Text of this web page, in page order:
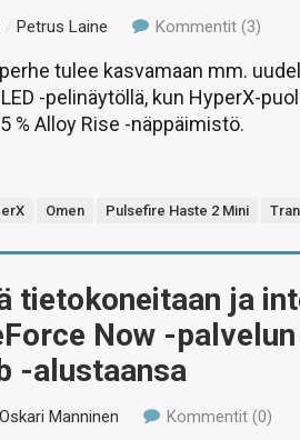
/Petrus Laine Kommentit (3)
tulee kasvamaan mm.
-pelinäytöllä, kun HyperX-
% Alloy Rise -näppäimistö.
Omen Pulsefire Haste 2 Mini
tietokoneitaan ja
Now -
-alustaansa
Oskari Manninen Kommentit (0)